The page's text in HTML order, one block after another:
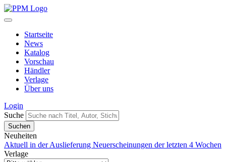
Startseite
News
Katalog
Vorschau
Händler
Verlage
Über uns
Login
Suche
Neuheiten
Aktuell in der Auslieferung Neuerscheinungen der letzten 4 Wochen
Verlage